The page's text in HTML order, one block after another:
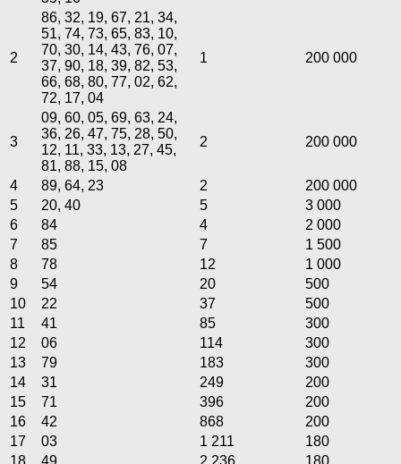
2
86, 32, 19, 67, 21, 34,
51, 74, 73, 65, 83, 10,
70, 30, 14, 43, 76, 07,
37, 90, 18, 39, 82, 53,
66, 68, 80, 77, 02, 62,
72, 17, 04
1 200 000
3
09, 60, 05, 69, 63, 24,
36, 26, 47, 75, 28, 50,
12, 11, 33, 13, 27, 45,
81, 88, 15, 08
2 200 000
4 89, 64, 23 2
200 000
5
20, 40 5
3 000
6
84 4
2 000
7
85 7
1 500
8
78 12
1 000
9
54 20
500
10
22 37
500
11
41 85
300
12
06 114
300
13
79 183
300
14
31 249
200
15
71 396
200
16
42 868
200
17
03 1 211
180